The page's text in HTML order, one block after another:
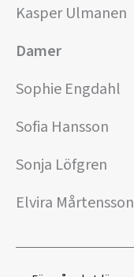
Kasper Ulmanen
Damer
Sophie Engdahl
Sofia Hansson
Sonja Löfgren
Elvira Mårtensson